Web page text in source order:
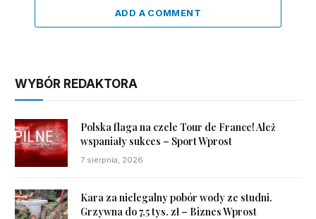
ADD A COMMENT
WYBÓR REDAKTORA
Polska flaga na czele Tour de France! Ależ
wspaniały sukces – Sport Wprost
7 sierpnia, 2026
Kara za nielegalny pobór wody ze studni.
Grzywna do 7,5 tys. zł – Biznes Wprost